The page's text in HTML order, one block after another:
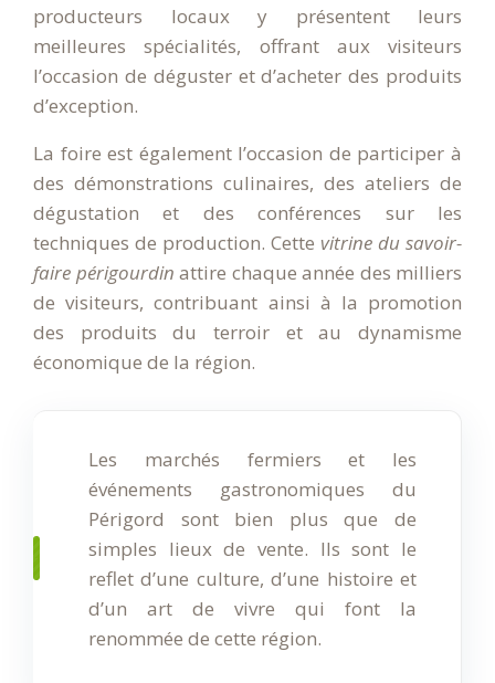
producteurs locaux y présentent leurs
meilleures spécialités, offrant aux visiteurs
l’occasion de déguster et d’acheter des produits
d’exception.
La foire est également l’occasion de participer à
des démonstrations culinaires, des ateliers de
dégustation et des conférences sur les
techniques de production. Cette vitrine du savoir-
faire périgourdin attire chaque année des milliers
de visiteurs, contribuant ainsi à la promotion
des produits du terroir et au dynamisme
économique de la région.
Les marchés fermiers et les
événements gastronomiques du
Périgord sont bien plus que de
simples lieux de vente. Ils sont le
reflet d’une culture, d’une histoire et
d’un art de vivre qui font la
renommée de cette région.